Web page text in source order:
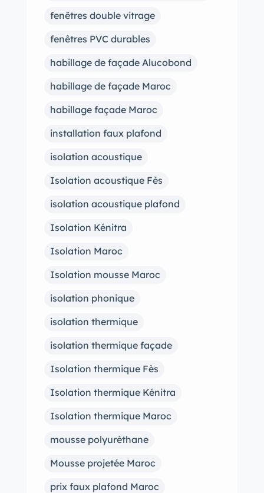
fenêtres double vitrage
fenêtres PVC durables
habillage de façade Alucobond
habillage de façade Maroc
habillage façade Maroc
installation faux plafond
isolation acoustique
Isolation acoustique Fès
isolation acoustique plafond
Isolation Kénitra
Isolation Maroc
Isolation mousse Maroc
isolation phonique
isolation thermique
isolation thermique façade
Isolation thermique Fès
Isolation thermique Kénitra
Isolation thermique Maroc
mousse polyuréthane
Mousse projetée Maroc
prix faux plafond Maroc